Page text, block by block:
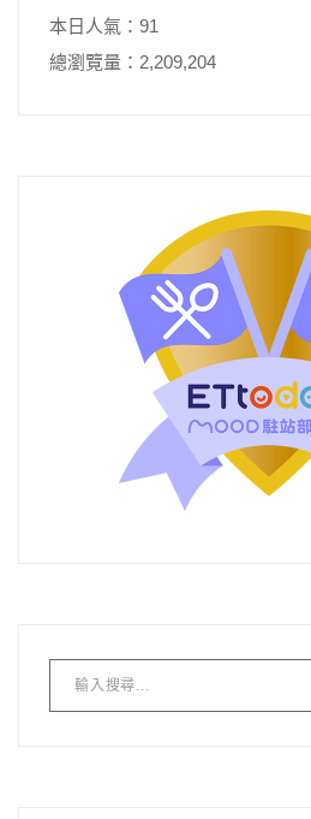
本日人氣：91
總瀏覽量：2,209,204